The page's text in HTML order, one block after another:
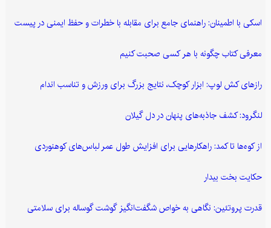
اسکی با اطمینان: راهنمای جامع برای مقابله با خطرات و حفظ ایمنی در پیست
معرفی کتاب چگونه با هر کسی صحبت کنیم
رازهای کش لوپ: ابزار کوچک، نتایج بزرگ برای ورزش و تناسب اندام
لنگرود: کشف جاذبه‌های پنهان در دل گیلان
از کوه‌ها تا کمد: راهکارهایی برای افزایش طول عمر لباس‌های کوهنوردی
حکایت بخت بیدار
قدرت پروتئین: نگاهی به خواص شگفت‌انگیز گوشت گوساله برای سلامتی